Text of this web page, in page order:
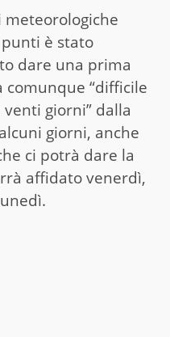
meteorologiche
è stato
dare una prima
comunque “difficile
giorni” dalla
giorni, anche
ci potrà dare la
affidato venerdì,